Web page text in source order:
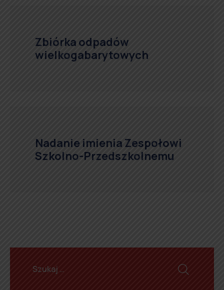
Zbiórka odpadów
wielkogabarytowych
Nadanie imienia Zespołowi
Szkolno-Przedszkolnemu